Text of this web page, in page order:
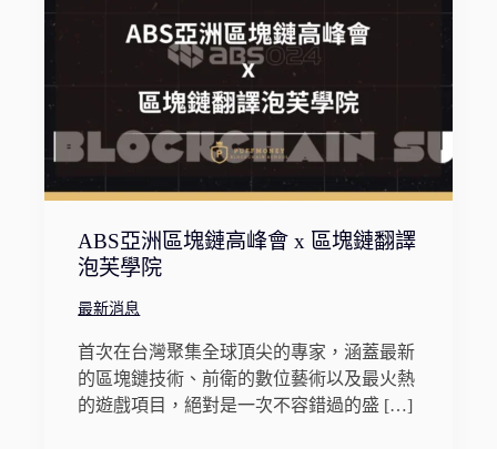
ABS亞洲區塊鏈高峰會 x 區塊鏈翻譯
泡芙學院
最新消息
首次在台灣聚集全球頂尖的專家，涵蓋最新
的區塊鏈技術、前衛的數位藝術以及最火熱
的遊戲項目，絕對是一次不容錯過的盛 […]